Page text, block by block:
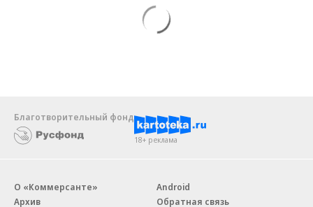
Благотворительный фонд
18+ реклама
О «Коммерсанте»
Архив
Android
Обратная связь